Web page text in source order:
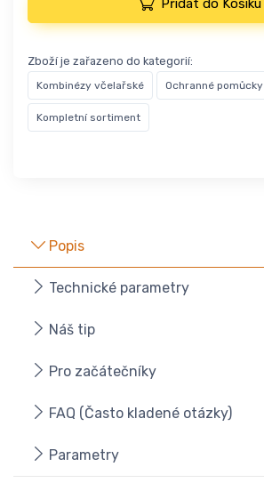
Přidat do Košíku
Zboží je zařazeno do kategorií:
Kombinézy včelařské Ochranné pomůcky
Kompletní sortiment
Popis
Technické parametry
Náš tip
Pro začátečníky
FAQ (Často kladené otázky)
Parametry